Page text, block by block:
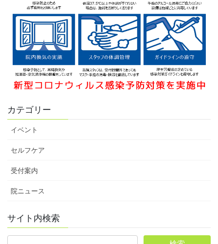
カテゴリー
イベント
セルフケア
受付案内
院ニュース
サイト内検索